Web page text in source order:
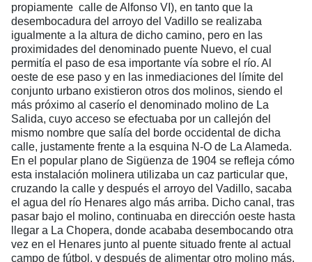
propiamente calle de Alfonso VI), en tanto que la
desembocadura del arroyo del Vadillo se realizaba
igualmente a la altura de dicho camino, pero en las
proximidades del denominado puente Nuevo, el cual
permitía el paso de esa importante vía sobre el río. Al
oeste de ese paso y en las inmediaciones del límite del
conjunto urbano existieron otros dos molinos, siendo el
más próximo al caserío el denominado molino de La
Salida, cuyo acceso se efectuaba por un callejón del
mismo nombre que salía del borde occidental de dicha
calle, justamente frente a la esquina N-O de La Alameda.
En el popular plano de Sigüenza de 1904 se refleja cómo
esta instalación molinera utilizaba un caz particular que,
cruzando la calle y después el arroyo del Vadillo, sacaba
el agua del río Henares algo más arriba. Dicho canal, tras
pasar bajo el molino, continuaba en dirección oeste hasta
llegar a La Chopera, donde acababa desembocando otra
vez en el Henares junto al puente situado frente al actual
campo de fútbol, y después de alimentar otro molino más,